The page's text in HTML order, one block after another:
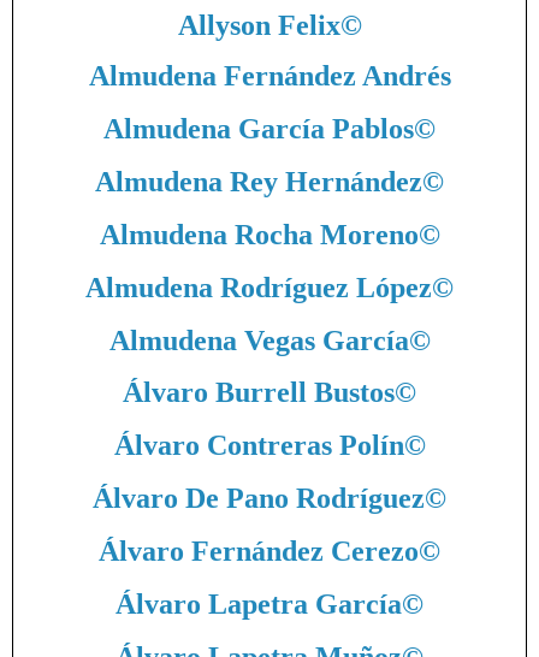
Allyson Felix©
Almudena Fernández Andrés
Almudena García Pablos©
Almudena Rey Hernández©
Almudena Rocha Moreno©
Almudena Rodríguez López©
Almudena Vegas García©
Álvaro Burrell Bustos©
Álvaro Contreras Polín©
Álvaro De Pano Rodríguez©
Álvaro Fernández Cerezo©
Álvaro Lapetra García©